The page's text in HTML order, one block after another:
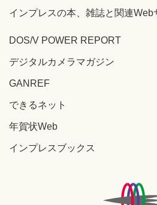
インプレスの本、雑誌と関連Web
DOS/V POWER REPORT
デジタルカメラマガジン
GANREF
できるネット
年賀状Web
インプレスブックス